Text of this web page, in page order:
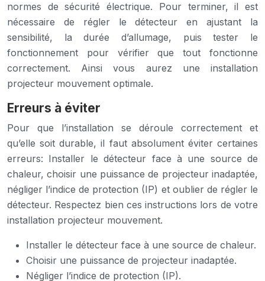
normes de sécurité électrique. Pour terminer, il est
nécessaire de régler le détecteur en ajustant la
sensibilité, la durée d’allumage, puis tester le
fonctionnement pour vérifier que tout fonctionne
correctement. Ainsi vous aurez une installation
projecteur mouvement optimale.
Erreurs à éviter
Pour que l’installation se déroule correctement et
qu’elle soit durable, il faut absolument éviter certaines
erreurs: Installer le détecteur face à une source de
chaleur, choisir une puissance de projecteur inadaptée,
négliger l’indice de protection (IP) et oublier de régler le
détecteur. Respectez bien ces instructions lors de votre
installation projecteur mouvement.
Installer le détecteur face à une source de chaleur.
Choisir une puissance de projecteur inadaptée.
Négliger l’indice de protection (IP).